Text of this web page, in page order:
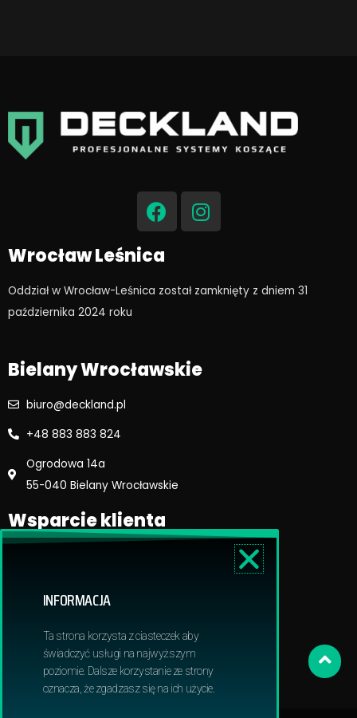
F
a
c
e
b
o
I
n
s
g
Wrocław Leśnica
Oddział w Wrocław-Leśnica został zamknięty z dniem 31
października 2024 roku​
Bielany Wrocławskie
biuro@deckland.pl
+48 883 883 824
Ogrodowa 14a
55-040 Bielany Wrocławskie
Wsparcie klienta
Dostawa i płatność
Obowiązek informacyjny RODO
INFORMACJA
Ta strona korzysta z ciasteczek aby
świadczyć usługi na najwyższym
poziomie. Dalsze korzystanie ze strony
oznacza, że zgadzasz się na ich użycie.